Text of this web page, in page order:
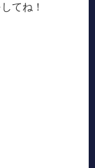
てね！